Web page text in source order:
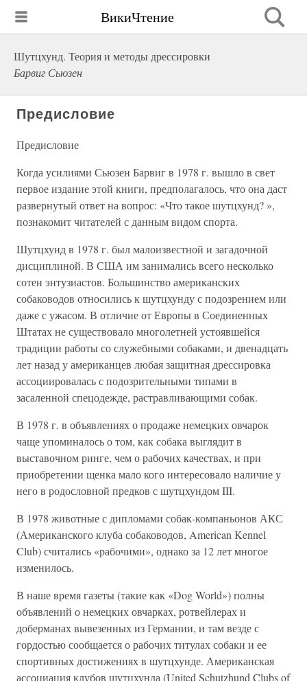
ВикиЧтение
Шутцхунд. Теория и методы дрессировки
Барвиг Сьюзен
Предисловие
Предисловие
Когда усилиями Сьюзен Барвиг в 1978 г. вышло в свет
первое издание этой книги, предполагалось, что она даст
развернутый ответ на вопрос: «Что такое шутцхунд? »,
познакомит читателей с данным видом спорта.
Шутцхунд в 1978 г. был малоизвестной и загадочной
дисциплиной. В США им занимались всего несколько
сотен энтузиастов. Большинство американских
собаководов относились к шутцхунду с подозрением или
даже с ужасом. В отличие от Европы в Соединенных
Штатах не существовало многолетней устоявшейся
традиции работы со служебными собаками, и двенадцать
лет назад у американцев любая защитная дрессировка
ассоциировалась с подозрительными типами в
засаленной спецодежде, растравливающими собак.
В 1978 г. в объявлениях о продаже немецких овчарок
чаще упоминалось о том, как собака выглядит в
выставочном ринге, чем о рабочих качествах, и при
приобретении щенка мало кого интересовало наличие у
него в родословной предков с шутцхундом III.
В 1978 животные с дипломами собак-компаньонов АКС
(Американского клуба собаководов, American Kennel
Club) считались «рабочими», однако за 12 лет многое
изменилось.
В наше время газеты (такие как «Dog World») полны
объявлений о немецких овчарках, ротвейлерах и
доберманах вывезенных из Германии, и там везде с
гордостью сообщается о рабочих титулах собаки и ее
спортивных достижениях в шутцхунде. Американская
ассоциация клубов шутцхунда (United Schutzhund Clubs of